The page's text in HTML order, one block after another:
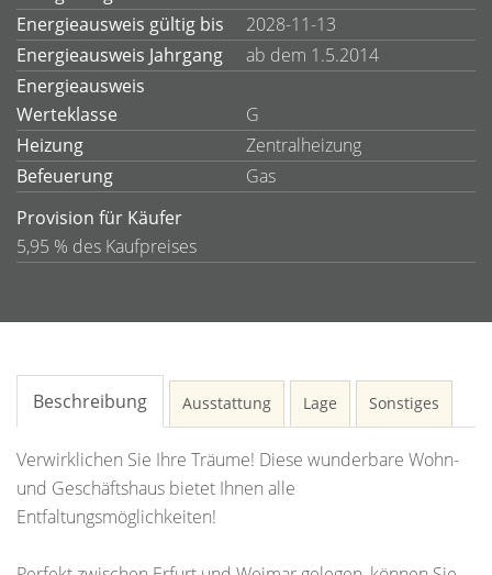
Energieausweis gültig bis
2028-11-13
Energieausweis Jahrgang
ab dem 1.5.2014
Energieausweis
Werteklasse
G
Heizung
Zentralheizung
Befeuerung
Gas
Provision für Käufer
5,95 % des Kaufpreises
Beschreibung Ausstattung Lage Sonstiges
Verwirklichen Sie Ihre Träume! Diese wunderbare Wohn-
und Geschäftshaus bietet Ihnen alle
Entfaltungsmöglichkeiten!